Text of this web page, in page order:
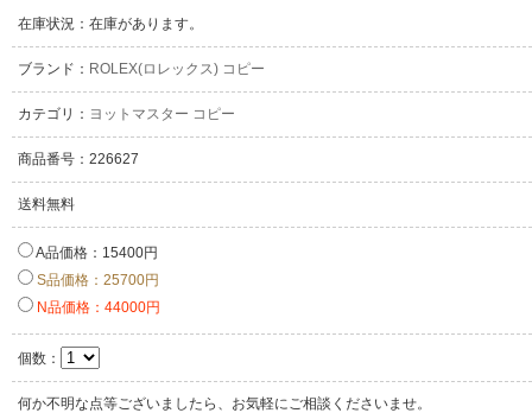
在庫状況：在庫があります。
ブランド： ROLEX(ロレックス) コピー
カテゴリ： ヨットマスター コピー
商品番号：226627
送料無料
A品価格：15400円
S品価格：25700円
N品価格：44000円
個数：
何か不明な点等ございましたら、お気軽にご相談くださいませ。